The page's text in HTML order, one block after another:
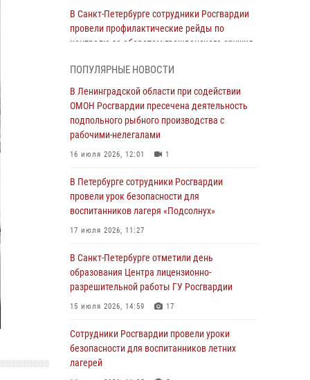
В Санкт-Петербурге сотрудники Росгвардии
провели профилактические рейды по
контролю за оборотом гражданского оружия
В Красносельском районе наряд Росгвардии
задержал правонарушителя, угрожавшего 17-
летнему подростку травматическим оружием
06 августа 2026, 13:39
оперативно задержали хулигана,
стрелявшего из пускового устройства рядом
с жилыми домами
06 августа 2026, 11:36
Сотрудники и военнослужащие Росгвардии
обеспечили правопорядок при проведении
матча "Зенит" - "Балтика"
06 августа 2026, 07:30 10
В Выборгском районе наряд Росгвардии
обнаружил разыскиваемый преступный
автотранспорт
ПОПУЛЯРНЫЕ НОВОСТИ
В Ленинградской области при содействии
ОМОН Росгвардии пресечена деятельность
подпольного рыбного производства с
рабочими-нелегалами
16 июля 2026, 12:01 1
В Петербурге сотрудники Росгвардии
провели урок безопасности для
воспитанников лагеря «Подсолнух»
17 июля 2026, 11:27
В Санкт-Петербурге отметили день
образования Центра лицензионно-
разрешительной работы ГУ Росгвардии
15 июля 2026, 14:59 17
Сотрудники Росгвардии провели уроки
безопасности для воспитанников летних
лагерей